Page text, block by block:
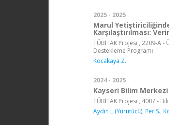
2025 - 2025
Marul
Karşılaştırılması:
TÜBİTAK Projesi , 2209-A
Destekleme Programı
Kocakaya Z.
2024 - 2025
Kayseri Bilim
TÜBİTAK Projesi , 4007 -
Aydın L.(Yürütücü), Per S.,